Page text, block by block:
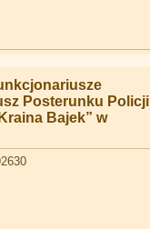
Posterunku Policji
Bajek” w